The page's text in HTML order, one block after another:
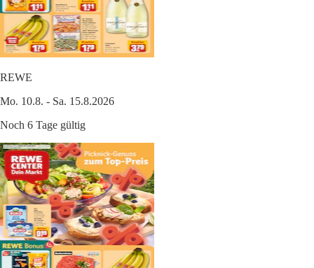
REWE
Mo. 10.8. - Sa. 15.8.2026
Noch 6 Tage gültig